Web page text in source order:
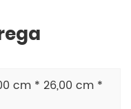
cm * 26,00 cm *